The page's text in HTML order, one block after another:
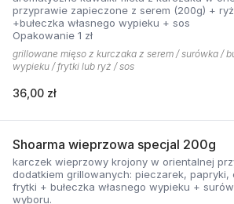
przyprawie zapieczone z serem (200g) +
+bułeczka własnego wypieku + sos
Opakowanie 1 zł
grillowane mięso z kurczaka z serem / surówka /
wypieku / frytki lub ryż / sos
36,00 zł
Shoarma wieprzowa specjal 200g
karczek wieprzowy krojony w orientalnej
dodatkiem grillowanych: pieczarek, papryki,
frytki + bułeczka własnego wypieku + surówka + sos do
wyboru.